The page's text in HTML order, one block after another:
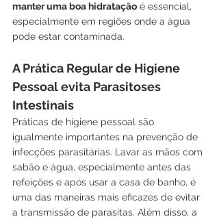
manter uma boa hidratação é essencial,
especialmente em regiões onde a água
pode estar contaminada.
A Prática Regular de Higiene
Pessoal evita Parasitoses
Intestinais
Práticas de higiene pessoal são
igualmente importantes na prevenção de
infecções parasitárias. Lavar as mãos com
sabão e água, especialmente antes das
refeições e após usar a casa de banho, é
uma das maneiras mais eficazes de evitar
a transmissão de parasitas. Além disso, a